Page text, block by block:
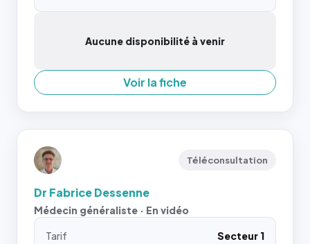
Aucune disponibilité à venir
Voir la fiche
Téléconsultation
Dr Fabrice Dessenne
Médecin généraliste · En vidéo
Tarif
Secteur 1